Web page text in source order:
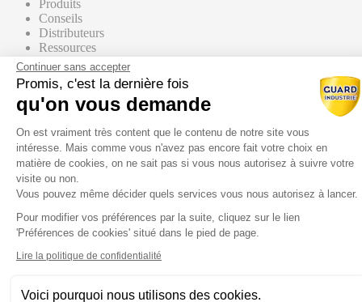
Produits
Conseils
Distributeurs
Ressources
Contact commercial
Nos Produits
Tous les produits
Par supports
Mur / Façade
Continuer sans accepter
Promis, c'est la dernière fois
qu'on vous demande
Plateforme de Gestion du
On est vraiment très content que le contenu de notre site vous
intéresse. Mais comme vous n'avez pas encore fait votre choix en
matière de cookies, on ne sait pas si vous nous autorisez à suivre votre
visite ou non.
Vous pouvez même décider quels services vous nous autorisez à lancer.
Pour modifier vos préférences par la suite, cliquez sur le lien
'Préférences de cookies' situé dans le pied de page.
Lire la politique de confidentialité
Voici pourquoi nous utilisons des cookies.
Axeptio consent